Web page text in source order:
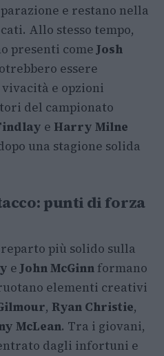
e restano nella
Allo stesso tempo,
presenti comeJosh
essere
e opzioni
del campionato
e Harry Milne
una stagione solida
punti di forza
più solido sulla
eJohn McGinn formano
elementi creativi
, Ryan Christie,
McLean. Tra i giovani,
dagli infortuni e